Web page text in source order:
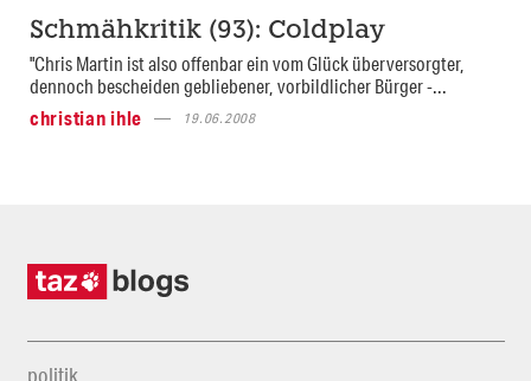
Schmähkritik (93): Coldplay
"Chris Martin ist also offenbar ein vom Glück überversorgter,
dennoch bescheiden gebliebener, vorbildlicher Bürger -...
christian ihle
19.06.2008
politik